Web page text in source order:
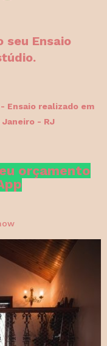
seu Ensaio
Ensaio realizado em
Janeiro - RJ
orçamento